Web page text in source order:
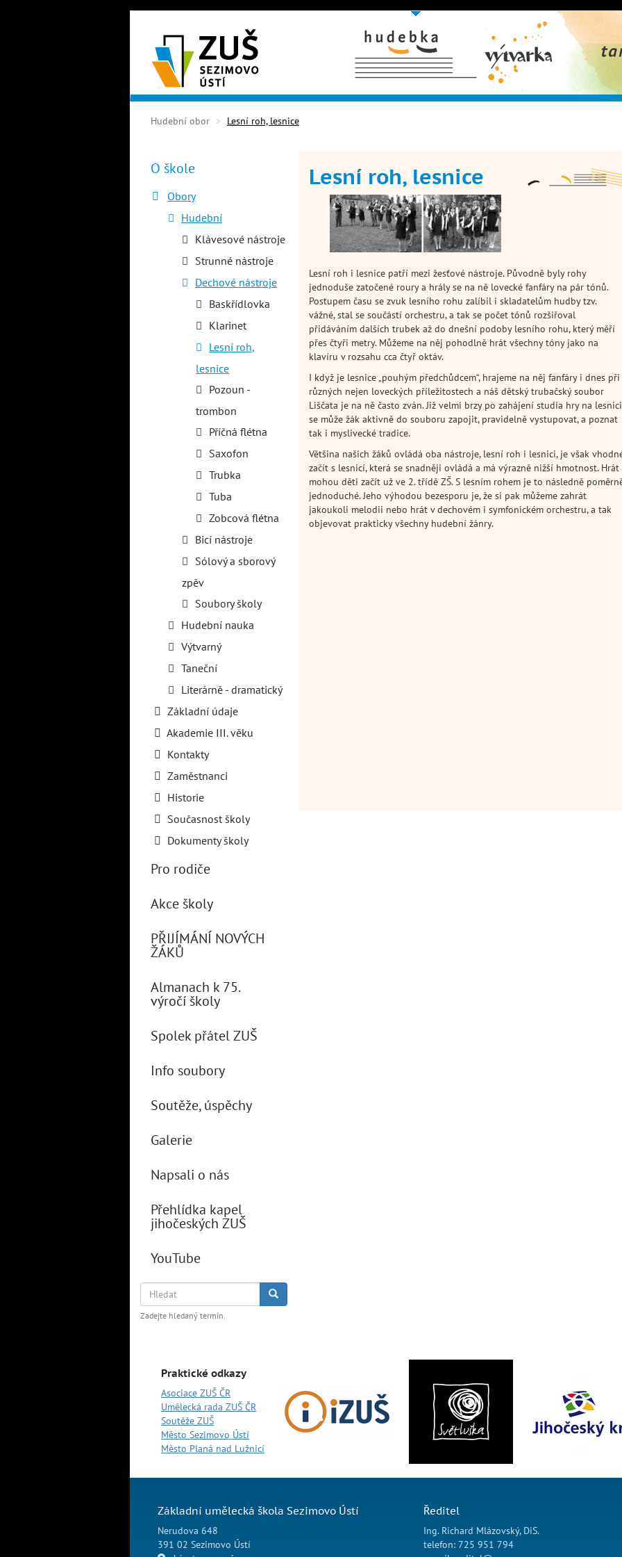
Hudební obor Výtvarný
obor
Taneční
Hudební obor Lesní roh, lesnice
Hlavní
O škole
Obory
Hudební
Klávesové nástroje
Strunné nástroje
Dechové nástroje
Baskřídlovka
Klarinet
Lesní roh,
lesnice
Pozoun -
trombon
Příčná flétna
Saxofon
Trubka
Tuba
Zobcová flétna
Bicí nástroje
Sólový a sborový
zpěv
Soubory školy
Hudební nauka
Výtvarný
Taneční
Literárně - dramatický
Základní údaje
Akademie III. věku
Kontakty
Zaměstnanci
Historie
Současnost školy
Dokumenty školy
Pro rodiče
Akce školy
PŘIJÍMÁNÍ NOVÝCH
ŽÁKŮ
Almanach k 75.
výročí školy
Spolek přátel ZUŠ
Info soubory
Soutěže, úspěchy
Galerie
Napsali o nás
Přehlídka kapel
jihočeských ZUŠ
YouTube
Hledat Hledat
Zadejte hledaný termín.
Lesní roh, lesnice
Lesní roh i lesnice patří mezi žesťové nástroje. Původně byly rohy
jednoduše zatočené roury a hrály se na ně lovecké fanfáry na pár tónů.
Postupem času se zvuk lesního rohu zalíbil i skladatelům hudby tzv.
vážné, stal se součástí orchestru, a tak se počet tónů rozšiřoval
přidáváním dalších trubek až do dnešní podoby lesního rohu, který měří
přes čtyři metry. Můžeme na něj pohodlně hrát všechny tóny jako na
klavíru v rozsahu cca čtyř oktáv.
I když je lesnice „pouhým předchůdcem“, hrajeme na něj fanfáry i dnes při
různých nejen loveckých příležitostech a náš dětský trubačský soubor
Liščata je na ně často zván. Již velmi brzy po zahájení studia hry na lesnici
se může žák aktivně do souboru zapojit, pravidelně vystupovat, a poznat
tak i myslivecké tradice.
Většina našich žáků ovládá oba nástroje, lesní roh i lesnici, je však
začít s lesnicí, která se snadněji ovládá a má výrazně nižší hmotnost. Hrát
mohou děti začít už ve 2. třídě ZŠ. S lesním rohem je to následně
jednoduché. Jeho výhodou bezesporu je, že si pak můžeme zahrát
jakoukoli melodii nebo hrát v dechovém i symfonickém orchestru, a tak
objevovat prakticky všechny hudební žánry.
Praktické odkazy
Asociace ZUŠ ČR
Umělecká rada ZUŠ ČR
Soutěže ZUŠ
Město Sezimovo Ústí
Město Planá nad Lužnicí
Základní umělecká škola Sezimovo Ústí
Nerudova 648
391 02 Sezimovo Ústí
Ředitel
Ing. Richard Mlázovský, DiS.
telefon: 725 951 794